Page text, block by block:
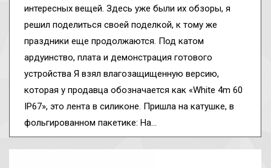
интересных вещей. Здесь уже были их обзоры, я
решил поделиться своей поделкой, к тому же
праздники еще продолжаются. Под катом
ардуинство, плата и демонстрация готового
устройства Я взял влагозащищенную версию,
которая у продавца обозначается как «White 4m 60
IP67», это лента в силиконе. Пришла на катушке, в
фольгированном пакетике: На…